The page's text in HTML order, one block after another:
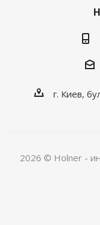
г. Киев,
2026 © Holner -